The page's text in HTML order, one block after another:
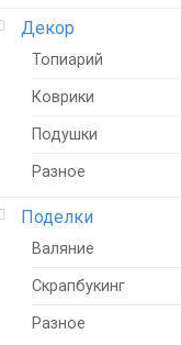
Декор
Топиарий
Коврики
Подушки
Разное
Поделки
Валяние
Скрапбукинг
Разное